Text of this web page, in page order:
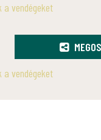
a vendégeket
a vendégeket